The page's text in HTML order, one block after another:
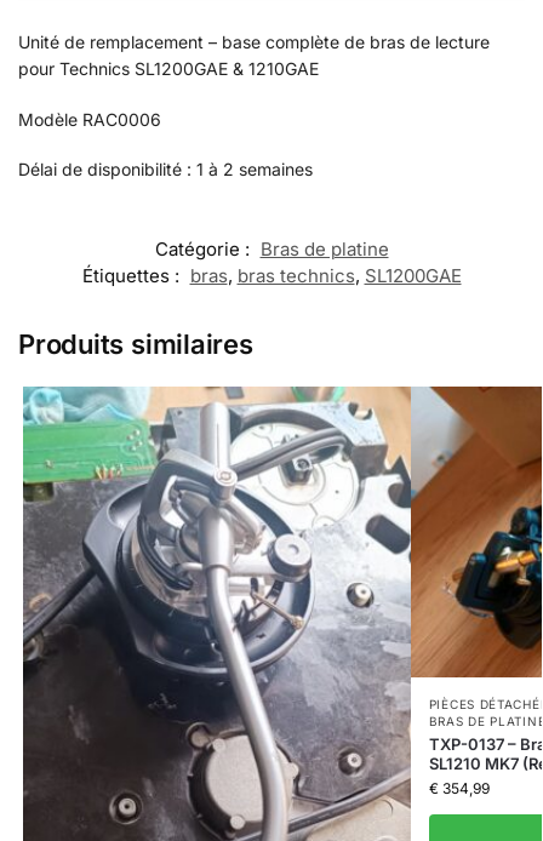
Unité de remplacement – base complète de bras de lecture
pour Technics SL1200GAE & 1210GAE
Modèle RAC0006
Délai de disponibilité : 1 à 2 semaines
Catégorie : Bras de platine
Étiquettes : bras, bras technics, SL1200GAE
Produits similaires
PIÈCES
BRAS DE
TXP-0137 –
SL1210 MK7
€354,99